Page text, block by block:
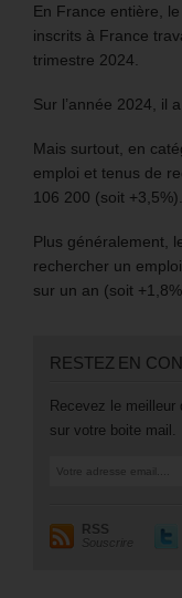
En France entière,
inscrits à France
trimestre 2024.
Sur l’année 2024, il
Mais surtout, en
emploi et tenus de
106 200 (soit +3,5%).
Plus généralement,
rechercher un
sur un an (soit
RESTEZ EN
Recevez le meilleur
sur votre boite mail.
RSS
Souscrire